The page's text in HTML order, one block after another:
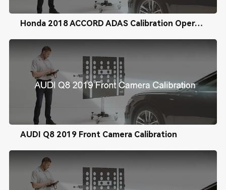
Honda 2018 ACCORD ADAS Calibration Operation Tutorial
AUDI Q8 2019 Front Camera Calibration